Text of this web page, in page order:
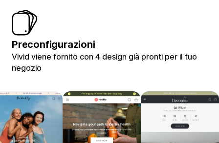
Preconfigurazioni
Vivid viene fornito con 4 design già pronti per il tuo
negozio